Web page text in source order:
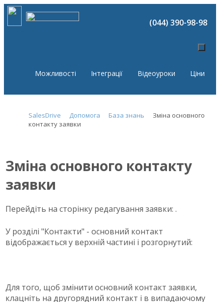
(044) 390-98-98
Можливості Інтеграції Відеоуроки Ціни
SalesDrive Допомога База знань
Зміна основного
контакту заявки
Зміна основного контакту
заявки
Перейдіть на сторінку редагування заявки: .
У розділі "Контакти" - основний контакт
відображається у верхній частині і розгорнутий:
Для того, щоб змінити основний контакт заявки,
клацніть на другорядний контакт і в випадаючому